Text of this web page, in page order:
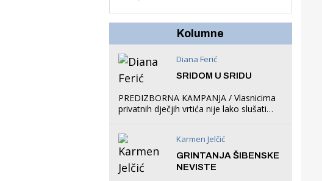
električnim biciklom.
Kolumne
Diana Ferić
SRIDOM U SRIDU
PREDIZBORNA KAMPANJA / Vlasnicima
privatnih dječjih vrtića nije lako slušati
što oni rade u Šibeniku ne postoji
Karmen Jelčić
GRINTANJA ŠIBENSKE
NEVISTE